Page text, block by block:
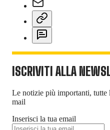
ISCRIVITI ALLA
Le notizie più importanti, tutte
mail
Inserisci la tua email